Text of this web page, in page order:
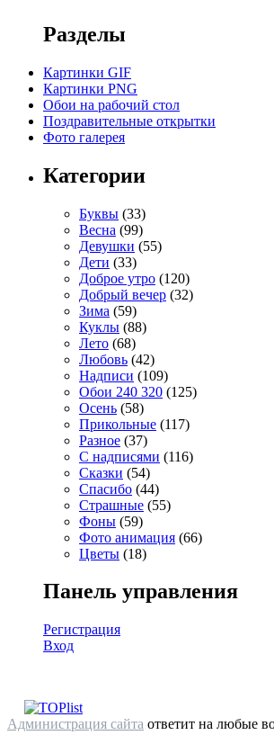
Разделы
Картинки GIF
Картинки PNG
Обои на рабочий стол
Поздравительные открытки
Фото галерея
Категории
Буквы (33)
Весна (99)
Девушки (55)
Дети (33)
Доброе утро (120)
Добрый вечер (32)
Зима (59)
Куклы (88)
Лето (68)
Любовь (42)
Надписи (109)
Обои 240 320 (125)
Осень (58)
Прикольные (117)
Разное (37)
С надписями (116)
Сказки (54)
Спасибо (44)
Страшные (55)
Фоны (59)
Фото анимация (66)
Цветы (18)
Панель управления
Регистрация
Вход
Администрация сайта ответит на любые